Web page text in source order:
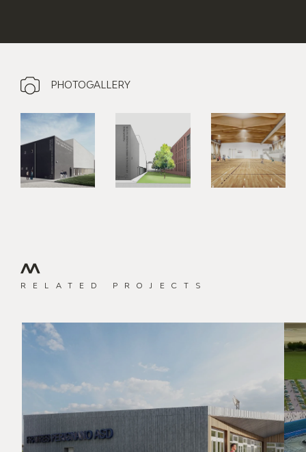
PHOTOGALLERY
RELATED PROJECTS